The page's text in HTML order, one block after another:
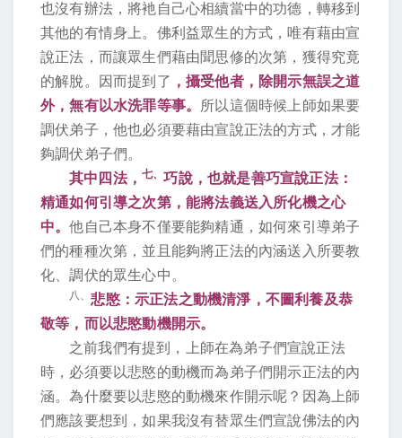
也沒有辦法，將衪自己心相續當中的功德，轉移到
其他的有情身上。佛利益眾生的方式，唯有藉由宣
說正法，而讓眾生們藉由聞思修的次第，獲得究竟
的解脫。因而提到了 ，攝受他者，除開示無誤之道
外，無有以水洗罪等事。
所以這個時候上師如果要
調伏弟子，他也必須要藉由宣說正法的方式，才能
夠調伏弟子們。
其中四法， 七、巧說，也就是善巧宣說正法：
精通如何引導之次第，能將法義送入所化機之心
中。他自己本身不僅要能夠精通，如何來引導弟子
們的種種次第，並且能夠將正法的內涵送入所要教
化、調伏的眾生心中。
八、悲愍：示正法之動機清淨，不圖利養及恭
敬等，而以悲愍動機開示。
之前我們有提到，上師在為弟子們宣說正法
時，必須要以悲愍的動機而為弟子們開示正法的內
涵。為什麼要以悲愍的動機來作開示呢？因為上師
們應該要想到，如果我沒有替眾生們宣說佛法的內